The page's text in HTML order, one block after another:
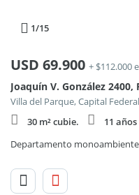
1/15
USD 69.900 + $112.000
Joaquín V. González 2400,
Villa del Parque, Capital Federal
30 m² cubie.
11 años
Departamento